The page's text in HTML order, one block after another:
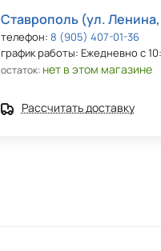
Ставрополь (ул. Ленина,
телефон: 8 (905) 407-01-36
график работы: Ежедневно с
остаток: нет в этом магазине
Рассчитать доставку